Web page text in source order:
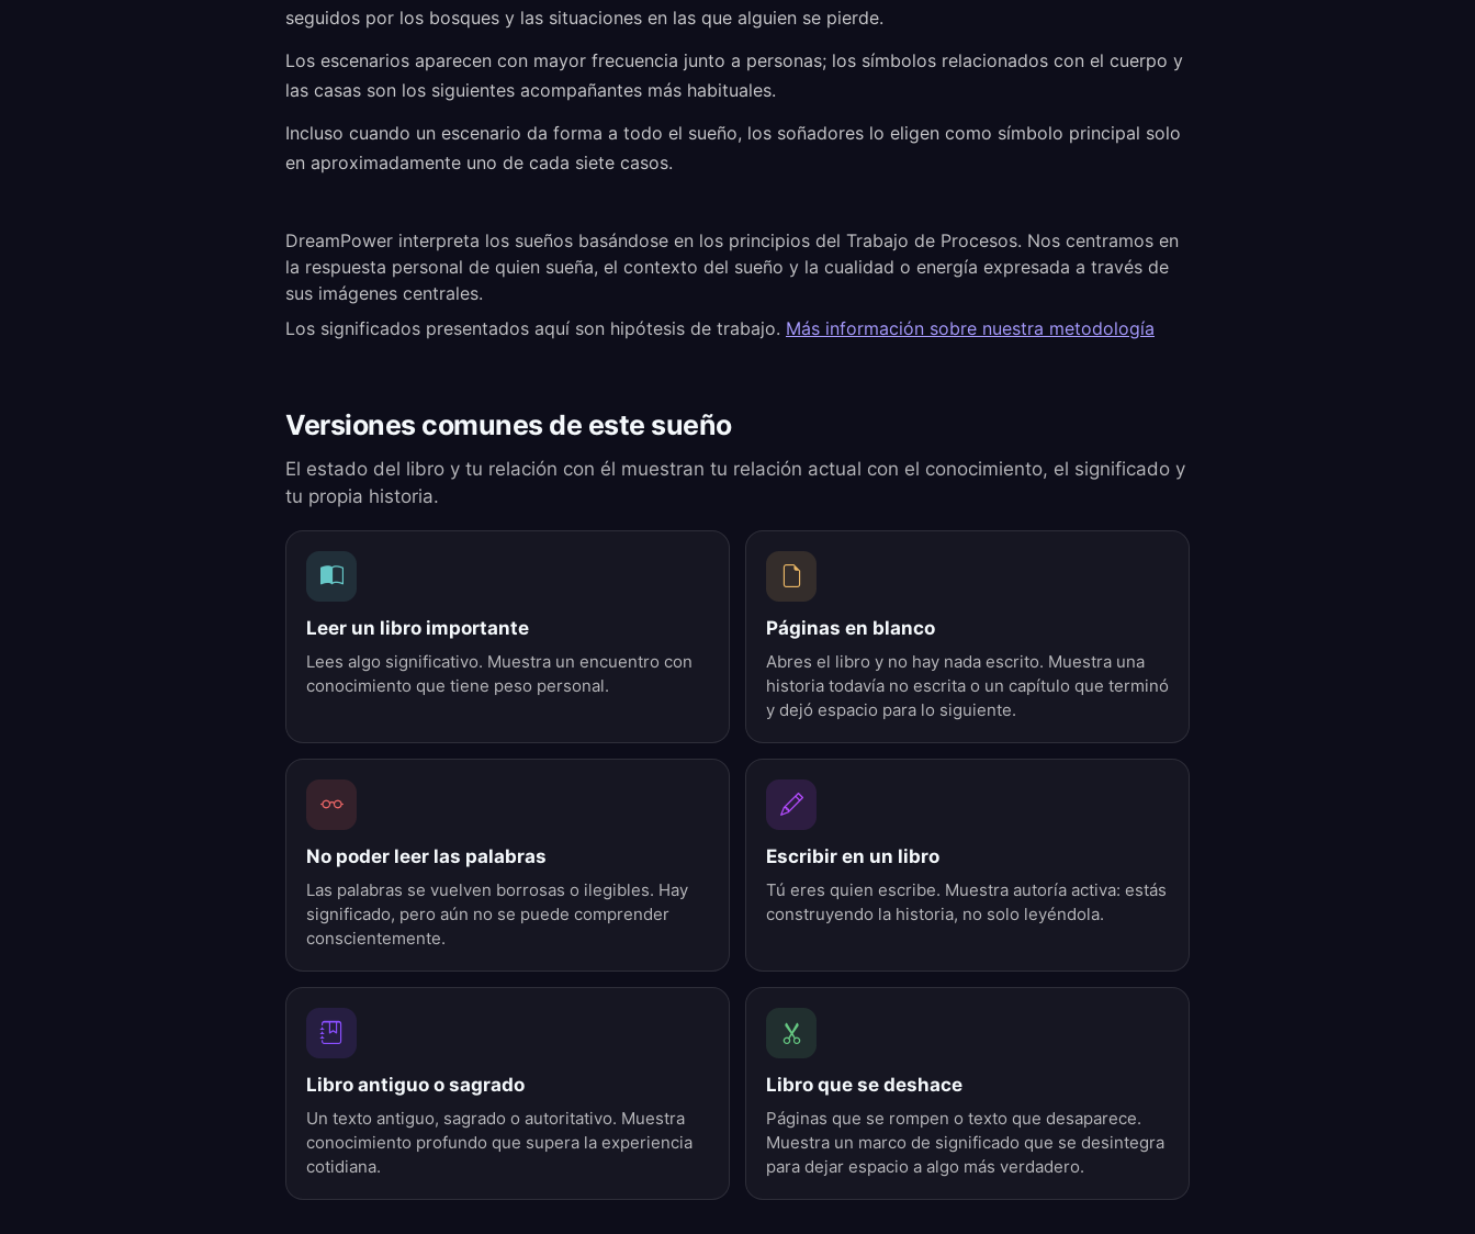
seguidos por los bosques y las situaciones en las que alguien se pierde.
Los escenarios aparecen con mayor frecuencia junto a personas; los símbolos relacionados con el cuerpo y
las casas son los siguientes acompañantes más habituales.
Incluso cuando un escenario da forma a todo el sueño, los soñadores lo eligen como símbolo principal solo
en aproximadamente uno de cada siete casos.
DreamPower interpreta los sueños basándose en los principios del Trabajo de Procesos. Nos centramos en
la respuesta personal de quien sueña, el contexto del sueño y la cualidad o energía expresada a través de
sus imágenes centrales.
Los significados presentados aquí son hipótesis de trabajo. Más información sobre nuestra metodología
Versiones comunes de este sueño
El estado del libro y tu relación con él muestran tu relación actual con el conocimiento, el significado y
tu propia historia.
Leer un libro importante
Lees algo significativo. Muestra un encuentro con
conocimiento que tiene peso personal.
Páginas en blanco
Abres el libro y no hay nada escrito. Muestra una
historia todavía no escrita o un capítulo que terminó
y dejó espacio para lo siguiente.
No poder leer las palabras
Las palabras se vuelven borrosas o ilegibles. Hay
significado, pero aún no se puede comprender
conscientemente.
Escribir en un libro
Tú eres quien escribe. Muestra autoría activa: estás
construyendo la historia, no solo leyéndola.
Libro antiguo o sagrado
Un texto antiguo, sagrado o autoritativo. Muestra
conocimiento profundo que supera la experiencia
cotidiana.
Libro que se deshace
Páginas que se rompen o texto que desaparece.
Muestra un marco de significado que se desintegra
para dejar espacio a algo más verdadero.